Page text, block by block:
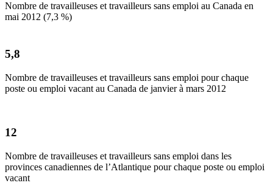
Nombre de travailleuses et travailleurs sans emploi au Canada en
mai 2012 (7,3 %)
5,8
Nombre de travailleuses et travailleurs sans emploi pour chaque
poste ou emploi vacant au Canada de janvier à mars 2012
12
Nombre de travailleuses et travailleurs sans emploi dans les
provinces canadiennes de l’Atlantique pour chaque poste ou emploi
vacant